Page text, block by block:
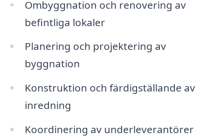
Ombyggnation och renovering av
befintliga lokaler
Planering och projektering av
byggnation
Konstruktion och färdigställande av
inredning
Koordinering av underleverantörer